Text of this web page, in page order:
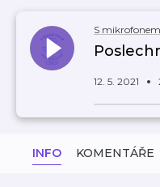
S
12. 5. 2021
INFO KOMENTÁŘE